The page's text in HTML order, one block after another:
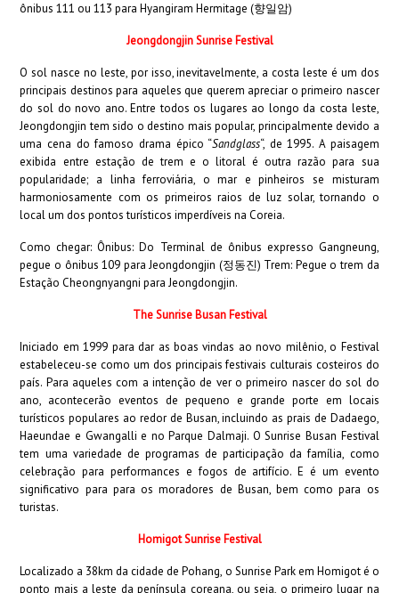
ônibus 111 ou 113 para Hyangiram Hermitage (향일암)
Jeongdongjin Sunrise Festival
O sol nasce no leste, por isso, inevitavelmente, a costa leste é um dos
principais destinos para aqueles que querem apreciar o primeiro nascer
do sol do novo ano. Entre todos os lugares ao longo da costa leste,
Jeongdongjin tem sido o destino mais popular, principalmente devido a
uma cena do famoso drama épico “Sandglass“, de 1995. A paisagem
exibida entre estação de trem e o litoral é outra razão para sua
popularidade; a linha ferroviária, o mar e pinheiros se misturam
harmoniosamente com os primeiros raios de luz solar, tornando o
local um dos pontos turísticos imperdíveis na Coreia.
Como chegar: Ônibus: Do Terminal de ônibus expresso Gangneung,
pegue o ônibus 109 para Jeongdongjin (정동진) Trem: Pegue o trem da
Estação Cheongnyangni para Jeongdongjin.
The Sunrise Busan Festival
Iniciado em 1999 para dar as boas vindas ao novo milênio, o Festival
estabeleceu-se como um dos principais festivais culturais costeiros do
país. Para aqueles com a intenção de ver o primeiro nascer do sol do
ano, acontecerão eventos de pequeno e grande porte em locais
turísticos populares ao redor de Busan, incluindo as prais de Dadaego,
Haeundae e Gwangalli e no Parque Dalmaji. O Sunrise Busan Festival
tem uma variedade de programas de participação da família, como
celebração para performances e fogos de artifício. E é um evento
significativo para para os moradores de Busan, bem como para os
turistas.
Homigot Sunrise Festival
Localizado a 38km da cidade de Pohang, o Sunrise Park em Homigot é o
ponto mais a leste da península coreana, ou seja, o primeiro lugar na